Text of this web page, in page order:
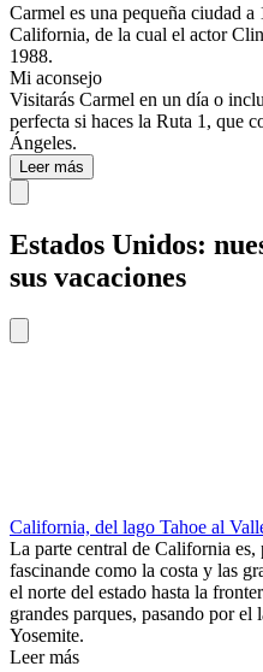
Carmel es una pequeña ciudad
California, de la cual el actor
1988.
Mi aconsejo
Visitarás Carmel en un día o
perfecta si haces la Ruta 1, que
Ángeles.
Leer más
Estados Unidos:
sus vacaciones
California, del lago Tahoe al
La parte central de California es,
fascinande como la costa y las
el norte del estado hasta la
grandes parques, pasando por
Yosemite.
Leer más